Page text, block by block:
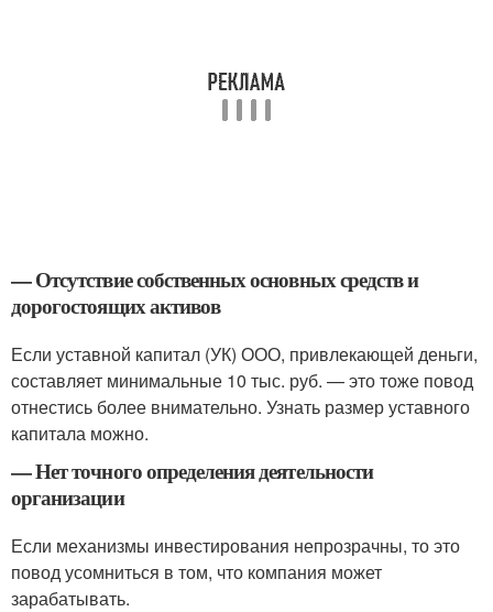
— Отсутствие собственных основных средств и
дорогостоящих активов
Если уставной капитал (УК) ООО, привлекающей деньги,
составляет минимальные 10 тыс. руб. — это тоже повод
отнестись более внимательно. Узнать размер уставного
капитала можно.
— Нет точного определения деятельности
организации
Если механизмы инвестирования непрозрачны, то это
повод усомниться в том, что компания может
зарабатывать.